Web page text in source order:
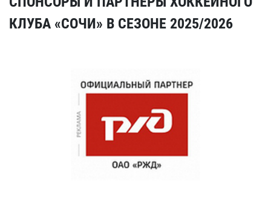
КЛУБА «СОЧИ» В СЕЗОНЕ 2025/2026